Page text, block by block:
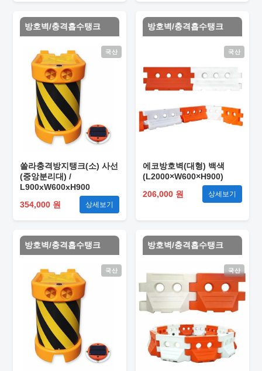
방호벽/충격흡수탱크
국산
쏠라충격방지탱크(소) 사선
(중앙분리대) /
L900xW600xH900
354,000 원
상세보기
방호벽/충격흡수탱크
국산
에코방호벽(대형) 백색
(L2000×W600×H900)
206,000 원
상세보기
방호벽/충격흡수탱크
국산
방호벽/충격흡수탱크
국산